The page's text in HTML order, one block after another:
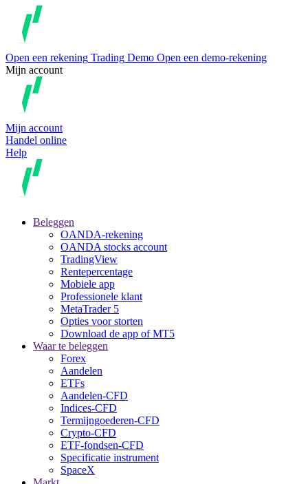
Open een rekening Trading Demo Open een demo-rekening
Mijn account
Mijn account
Handel online
Help
Beleggen
OANDA-rekening
OANDA stocks account
TradingView
Rentepercentage
Mobiele app
Professionele klant
MetaTrader 5
Opties voor storten
Download de app of MT5
Waar te beleggen
Forex
Aandelen
ETFs
Aandelen-CFD
Indices-CFD
Termijngoederen-CFD
Crypto-CFD
ETF-fondsen-CFD
Specificatie instrument
SpaceX